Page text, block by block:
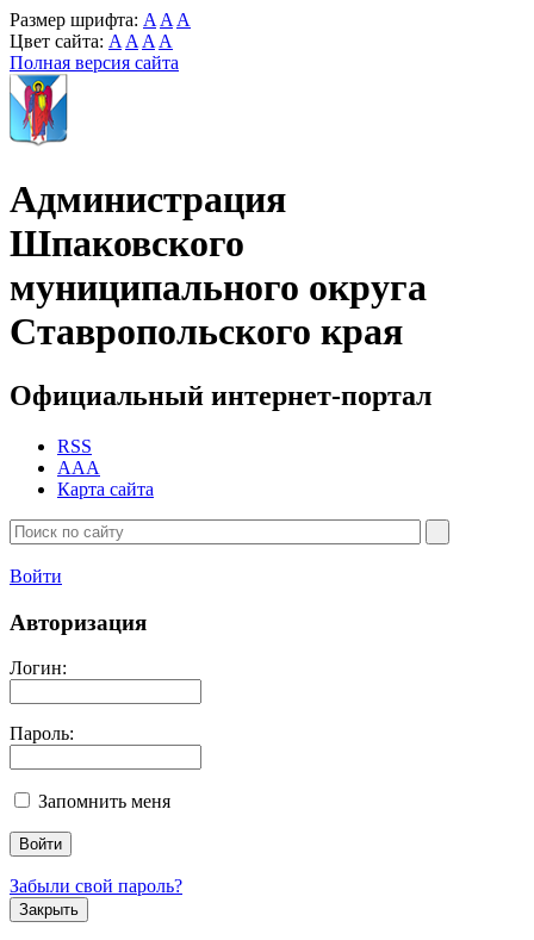
Размер шрифта: A A A
Цвет сайта: A A A A
Полная версия сайта
Администрация
Шпаковского
муниципального округа
Ставропольского края
Официальный интернет-портал
RSS
AAA
Карта сайта
Войти
Авторизация
Логин:
Пароль:
Запомнить меня
Забыли свой пароль?
Закрыть